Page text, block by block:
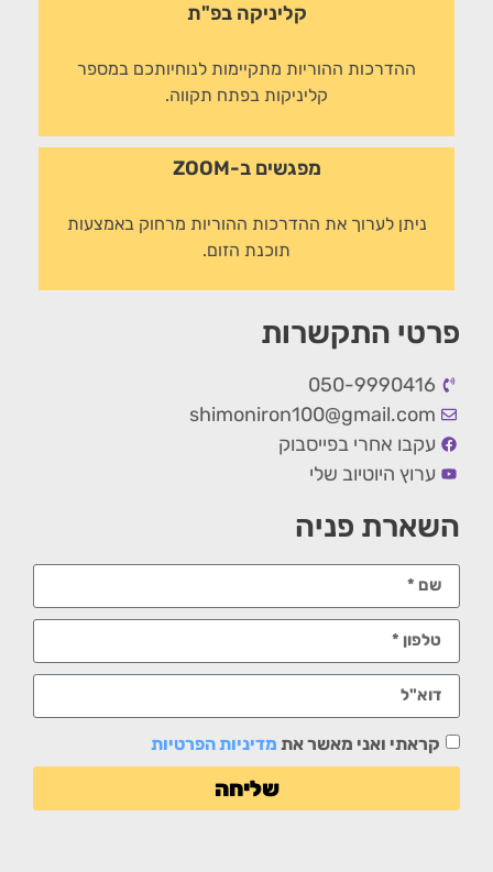
קליניקה בפ"ת
ההדרכות ההוריות מתקיימות לנוחיותכם במספר
קליניקות בפתח תקווה.
מפגשים ב-ZOOM
ניתן לערוך את ההדרכות ההוריות מרחוק באמצעות
תוכנת הזום.
פרטי התקשרות
050-9990416
shimoniron100@gmail.com
עקבו אחרי בפייסבוק
ערוץ היוטיוב שלי
השארת פניה
קראתי ואני מאשר את מדיניות הפרטיות
שליחה